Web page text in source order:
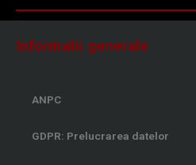
e
o
t
Informatii generale
ANPC
GDPR: Prelucrarea datelor